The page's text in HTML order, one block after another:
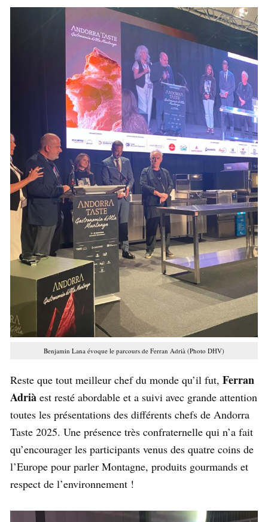
Benjamin Lana évoque le parcours de Ferran Adrià (Photo DHV)
Reste que tout meilleur chef du monde qu’il fut, Ferran
Adrià est resté abordable et a suivi avec grande attention
toutes les présentations des différents chefs de Andorra
Taste 2025. Une présence très confraternelle qui n’a fait
qu’encourager les participants venus des quatre coins de
l’Europe pour parler Montagne, produits gourmands et
respect de l’environnement !